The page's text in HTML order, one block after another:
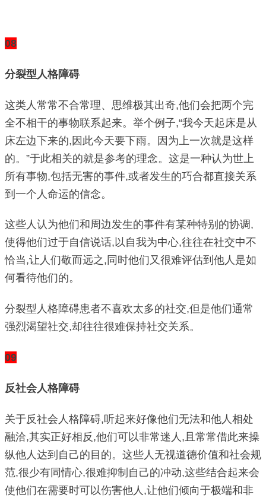
08
分裂型人格障碍
这类人常常不合常理、思维极其出奇,他们会把两个完
全不相干的事物联系起来。举个例子,“我今天起床是从
床左边下来的,因此今天要下雨。因为上一次就是这样
的。”于此相关的就是参考的理念。这是一种认为世上
所有事物,包括无害的事件,或者发生的巧合都直接关系
到一个人命运的信念。
这些人认为他们和周边发生的事件有某种特别的协调,
使得他们过于自信说话,以自我为中心,往往在社交中不
恰当,让人们敬而远之,同时他们又很难评估到他人是如
何看待他们的。
分裂型人格障碍患者不喜欢太多的社交,但是他们通常
强烈渴望社交,却往往很难保持社交关系。
09
反社会人格障碍
关于反社会人格障碍,听起来好像他们无法和他人相处
融洽,其实正好相反,他们可以非常迷人,且常常借此来操
纵他人达到自己的目的。这些人无视道德价值和社会规
范,很少有同情心,很难抑制自己的冲动,这些结合起来会
使他们在需要时可以伤害他人,让他们倾向于极端和非